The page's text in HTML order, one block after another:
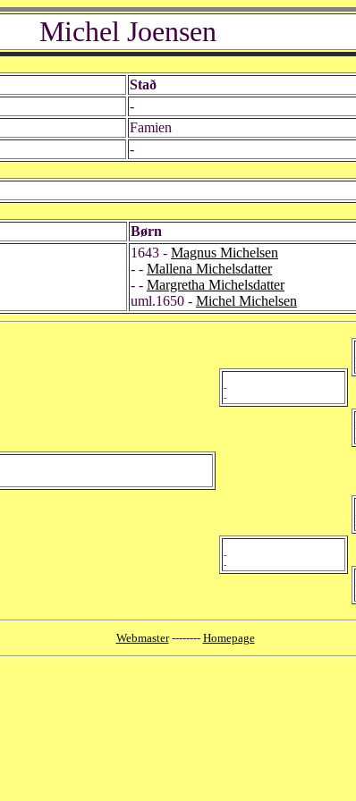
Michel Joensen
Stað
-
Famien
-
Børn
1643 - Magnus Michelsen
- - Mallena Michelsdatter
- - Margretha Michelsdatter
uml.1650 - Michel Michelsen
-
-
-
-
Webmaster-------- Homepage